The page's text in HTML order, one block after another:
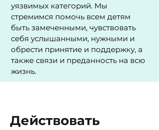
уязвимых категорий. Мы
стремимся помочь всем детям
быть замеченными, чувствовать
себя услышанными, нужными и
обрести принятие и поддержку, а
также связи и преданность на всю
жизнь.
Действовать